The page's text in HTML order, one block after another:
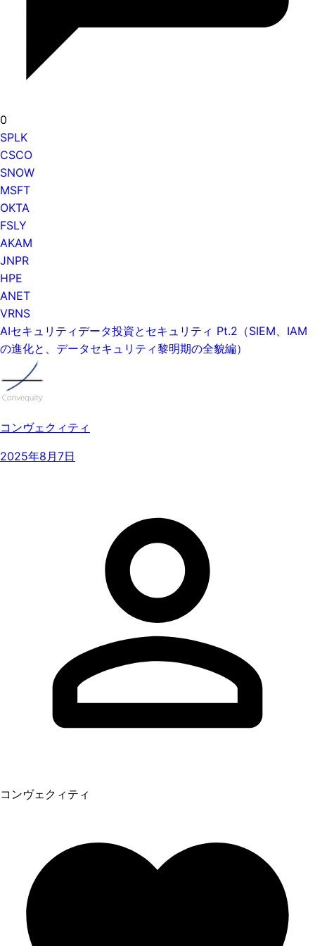
0
SPLK
CSCO
SNOW
MSFT
OKTA
FSLY
AKAM
JNPR
HPE
ANET
VRNS
AIセキュリティデータ投資とセキュリティ Pt.2（SIEM、IAM
の進化と、データセキュリティ黎明期の全貌編）
コンヴェクィティ
2025年8月7日
コンヴェクィティ